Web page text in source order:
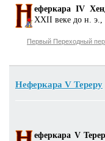
еферкара IV
XXII веке до н. э.,
Первый Переходный
Неферкара V Тереру
еферкара V